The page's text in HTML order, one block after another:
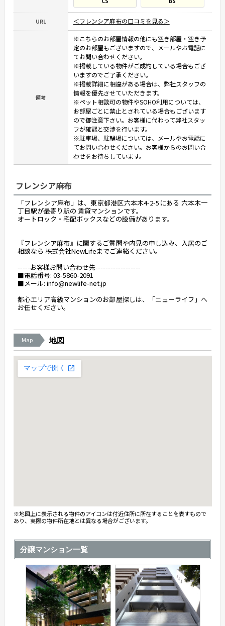
URL ＜フレンシア麻布の口コミを見る＞
備考
※こちらのお部屋情報の他にも空き部屋・空き予
定のお部屋もございますので、メールやお電話に
てお問い合わせください。
※掲載している物件がご成約している場合もござ
いますのでご了承ください。
※掲載詳細に相違がある場合は、弊社スタッフの
情報を優先させていただきます。
※ペット相談可の物件やSOHO利用については、
お部屋ごとに禁止とされている場合もございます
ので御注意下さい。お客様に代わって弊社スタッ
フが確認と交渉を行います。
※駐車場、駐輪場については、メールやお電話に
てお問い合わせください。お客様からのお問い合
わせをお待ちしています。
フレンシア麻布
「フレンシア麻布」は、東京都港区六本木4-2-5にある 六本木一
丁目駅が最寄り駅の 賃貸マンションです。
オートロック・宅配ボックスなどの設備があります。
『フレンシア麻布』に関するご質問や内見の申し込み、入居のご
相談なら 株式会社NewLifeまでご連絡ください。
-----お客様お問い合わせ先------------------
■電話番号: 03-5860-2091
■メール: info@newlife-net.jp
都心エリア高級マンションのお部屋探しは、「ニューライフ」へ
お任せください。
Map 地図
※地図上に表示される物件のアイコンは付近住所に所在することを表すもので
あり、実際の物件所在地とは異なる場合がございます。
分譲マンション一覧